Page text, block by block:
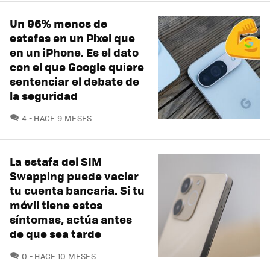
Un 96% menos de
estafas en un Pixel que
en un iPhone. Es el dato
con el que Google quiere
sentenciar el debate de
la seguridad
4 COMENTARIOS
HACE 9 MESES
La estafa del SIM
Swapping puede vaciar
tu cuenta bancaria. Si tu
móvil tiene estos
síntomas, actúa antes
de que sea tarde
0 COMENTARIOS
HACE 10 MESES